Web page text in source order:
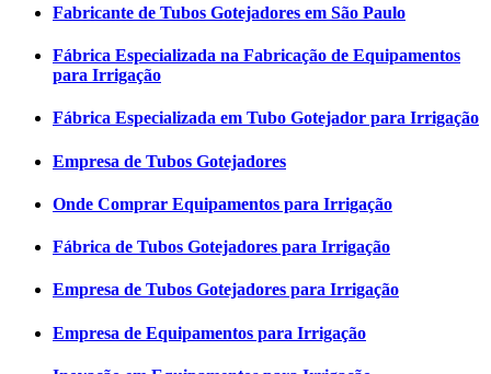
Fabricante de Tubos Gotejadores em São Paulo
Fábrica Especializada na Fabricação de Equipamentos
para Irrigação
Fábrica Especializada em Tubo Gotejador para Irrigação
Empresa de Tubos Gotejadores
Onde Comprar Equipamentos para Irrigação
Fábrica de Tubos Gotejadores para Irrigação
Empresa de Tubos Gotejadores para Irrigação
Empresa de Equipamentos para Irrigação